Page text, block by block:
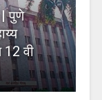
पुणे
वी